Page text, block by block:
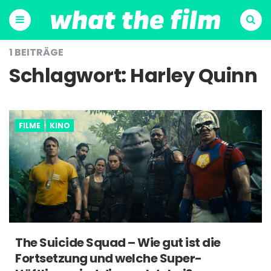
Menu
Suchen
1 BEITRÄGE
Schlagwort: Harley Quinn
FILME KINO
The Suicide Squad – Wie gut ist die
Fortsetzung und welche Super-